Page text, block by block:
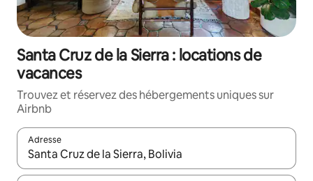
Santa Cruz de la Sierra : locations de
vacances
Trouvez et réservez des hébergements uniques sur
Airbnb
Adresse
Lorsque les résultats s'affichent, utilisez les flèches vers le